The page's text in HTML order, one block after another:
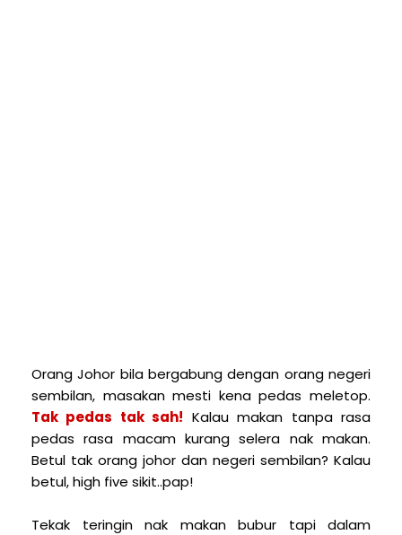
Orang Johor bila bergabung dengan orang negeri
sembilan, masakan mesti kena pedas meletop.
Tak pedas tak sah! Kalau makan tanpa rasa
pedas rasa macam kurang selera nak makan.
Betul tak orang johor dan negeri sembilan? Kalau
betul, high five sikit..pap!
Tekak teringin nak makan bubur tapi dalam